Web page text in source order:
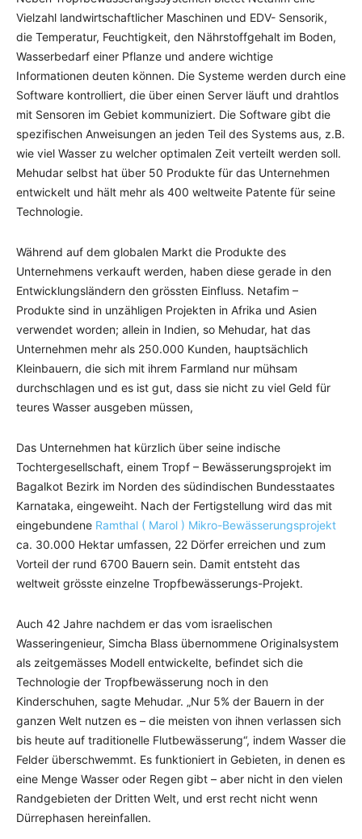
Vielzahl landwirtschaftlicher Maschinen und EDV- Sensorik,
die Temperatur, Feuchtigkeit, den Nährstoffgehalt im Boden,
Wasserbedarf einer Pflanze und andere wichtige
Informationen deuten können. Die Systeme werden durch eine
Software kontrolliert, die über einen Server läuft und drahtlos
mit Sensoren im Gebiet kommuniziert. Die Software gibt die
spezifischen Anweisungen an jeden Teil des Systems aus, z.B.
wie viel Wasser zu welcher optimalen Zeit verteilt werden soll.
Mehudar selbst hat über 50 Produkte für das Unternehmen
entwickelt und hält mehr als 400 weltweite Patente für seine
Technologie.
Während auf dem globalen Markt die Produkte des
Unternehmens verkauft werden, haben diese gerade in den
Entwicklungsländern den grössten Einfluss. Netafim –
Produkte sind in unzähligen Projekten in Afrika und Asien
verwendet worden; allein in Indien, so Mehudar, hat das
Unternehmen mehr als 250.000 Kunden, hauptsächlich
Kleinbauern, die sich mit ihrem Farmland nur mühsam
durchschlagen und es ist gut, dass sie nicht zu viel Geld für
teures Wasser ausgeben müssen,
Das Unternehmen hat kürzlich über seine indische
Tochtergesellschaft, einem Tropf – Bewässerungsprojekt im
Bagalkot Bezirk im Norden des südindischen Bundesstaates
Karnataka, eingeweiht. Nach der Fertigstellung wird das mit
eingebundene Ramthal ( Marol ) Mikro-Bewässerungsprojekt
ca. 30.000 Hektar umfassen, 22 Dörfer erreichen und zum
Vorteil der rund 6700 Bauern sein. Damit entsteht das
weltweit grösste einzelne Tropfbewässerungs-Projekt.
Auch 42 Jahre nachdem er das vom israelischen
Wasseringenieur, Simcha Blass übernommene Originalsystem
als zeitgemässes Modell entwickelte, befindet sich die
Technologie der Tropfbewässerung noch in den
Kinderschuhen, sagte Mehudar. „Nur 5% der Bauern in der
ganzen Welt nutzen es – die meisten von ihnen verlassen sich
bis heute auf traditionelle Flutbewässerung“, indem Wasser die
Felder überschwemmt. Es funktioniert in Gebieten, in denen es
eine Menge Wasser oder Regen gibt – aber nicht in den vielen
Randgebieten der Dritten Welt, und erst recht nicht wenn
Dürrephasen hereinfallen.